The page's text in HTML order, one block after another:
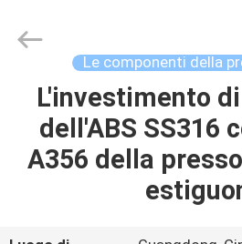
CASA.
PRODOTTI
Technology
Le componenti della
L'investimento
dell'ABS SS316
A356 della